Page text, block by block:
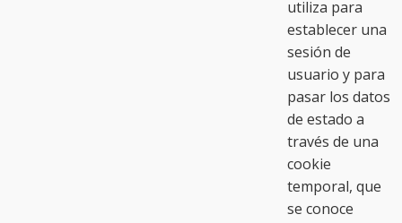
utiliza para
establecer una
sesión de
usuario y para
pasar los datos
de estado a
través de una
cookie
temporal, que
se conoce